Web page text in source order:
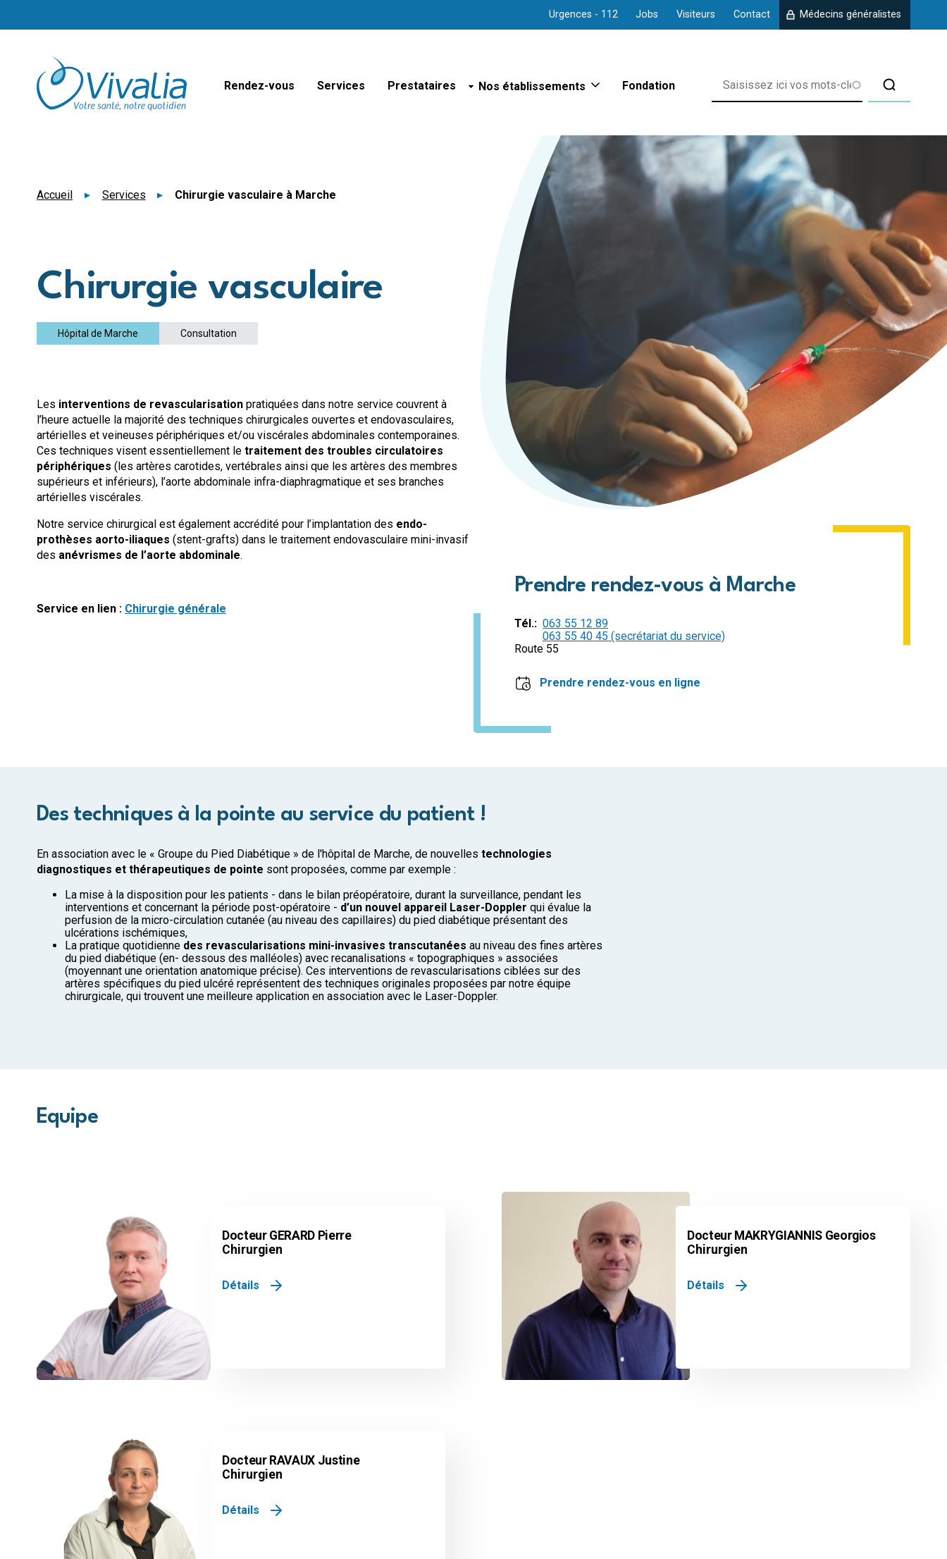
Urgences - 112 Jobs Visiteurs Contact Médecins généralistes
Rendez-vous Services Prestataires Nos établissements
Hôpital d'Arlon
Hôpital de Bastogne
Hôpital de Libramont
Hôpital de Marche
Hôpital de Virton
Hôpital psychiatrique de Bertrix
Polyclinique de Vielsalm
Maison de repos
Maison de repos et de soins d'Amberloup
Maison de repos et de soins de Chanly
Maison de repos et de soins de Virton
Maison de repos et de soins de Vielsalm
Maison de repos et de soins de Florenville
Maison de repos et de soins de Villers-devant-Orval
Crèches
Crèche d'Arlon
Crèche de Libramont
Crèche de Marche
Maison de soins psychiatrique
MSP Belle-Vue à Athus
Fondation
Accueil Services Chirurgie vasculaire à Marche
Chirurgie vasculaire
Hôpital de Marche Consultation
Les interventions de revascularisation pratiquées dans notre service couvrent à
l’heure actuelle la majorité des techniques chirurgicales ouvertes et endovasculaires,
artérielles et veineuses périphériques et/ou viscérales abdominales contemporaines.
Ces techniques visent essentiellement le traitement des troubles circulatoires
périphériques (les artères carotides, vertébrales ainsi que les artères des membres
supérieurs et inférieurs), l’aorte abdominale infra-diaphragmatique et ses branches
artérielles viscérales.
Notre service chirurgical est également accrédité pour l’implantation des endo-
prothèses aorto-iliaques (stent-grafts) dans le traitement endovasculaire mini-invasif
des anévrismes de l’aorte abdominale.
Service en lien : Chirurgie générale
Prendre rendez-vous à Marche
Tél.
063 55 12 89
063 55 40 45 (secrétariat du service)
Route 55
Prendre rendez-vous en ligne
Des techniques à la pointe au service du patient !
En association avec le « Groupe du Pied Diabétique » de l'hôpital de Marche, de nouvelles technologies
diagnostiques et thérapeutiques de pointe sont proposées, comme par exemple :
La mise à la disposition pour les patients - dans le bilan préopératoire, durant la surveillance, pendant les
interventions et concernant la période post-opératoire - d’un nouvel appareil Laser-Doppler qui évalue la
perfusion de la micro-circulation cutanée (au niveau des capillaires) du pied diabétique présentant des
ulcérations ischémiques,
La pratique quotidienne des revascularisations mini-invasives transcutanées au niveau des fines artères
du pied diabétique (en- dessous des malléoles) avec recanalisations « topographiques » associées
(moyennant une orientation anatomique précise). Ces interventions de revascularisations ciblées sur des
artères spécifiques du pied ulcéré représentent des techniques originales proposées par notre équipe
chirurgicale, qui trouvent une meilleure application en association avec le Laser-Doppler.
Equipe
Docteur GERARD Pierre
Chirurgien
Détails
Docteur MAKRYGIANNIS Georgios
Chirurgien
Détails
Docteur RAVAUX Justine
Chirurgien
Détails